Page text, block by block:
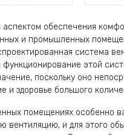
обеспечения
и промышленных
система
функционирование этой
поскольку оно
и здоровье большого
помещениях особенно
вентиляцию, и для этого